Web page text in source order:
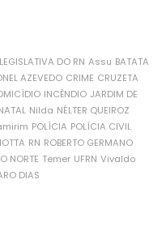
DO RN Assu BATATA
AZEVEDO CRIME CRUZETA
INCÊNDIO JARDIM DE
Nilda NÉLTER QUEIROZ
POLÍCIA POLÍCIA CIVIL
RN ROBERTO GERMANO
NORTE Temer UFRN Vivaldo
DIAS